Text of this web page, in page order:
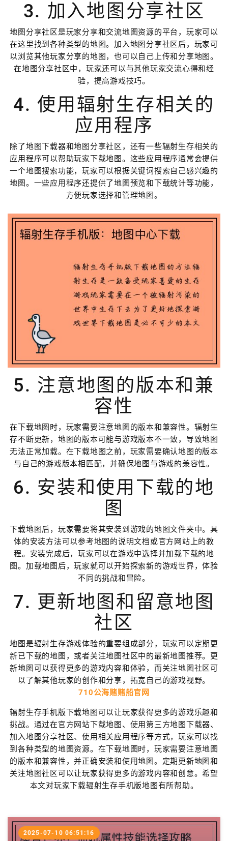
3. 加入地图分享社区
地图分享社区是玩家分享和交流地图资源的平台，玩家可以
在这里找到各种类型的地图。加入地图分享社区后，玩家可
以浏览其他玩家分享的地图，也可以自己上传和分享地图。
在地图分享社区中，玩家还可以与其他玩家交流心得和经
验，提高游戏技巧。
4. 使用辐射生存相关的
应用程序
除了地图下载器和地图分享社区，还有一些辐射生存相关的
应用程序可以帮助玩家下载地图。这些应用程序通常会提供
一个地图搜索功能，玩家可以根据关键词搜索自己感兴趣的
地图。一些应用程序还提供了地图预览和下载统计等功能，
方便玩家选择和管理地图。
5. 注意地图的版本和兼
容性
在下载地图时，玩家需要注意地图的版本和兼容性。辐射生
存不断更新，地图的版本可能与游戏版本不一致，导致地图
无法正常加载。在下载地图之前，玩家需要确认地图的版本
与自己的游戏版本相匹配，并确保地图与游戏的兼容性。
6. 安装和使用下载的地
图
下载地图后，玩家需要将其安装到游戏的地图文件夹中。具
体的安装方法可以参考地图的说明文档或官方网站上的教
程。安装完成后，玩家可以在游戏中选择并加载下载的地
图。加载地图后，玩家就可以开始探索新的游戏世界，体验
不同的挑战和冒险。
7. 更新地图和留意地图
社区
地图是辐射生存游戏体验的重要组成部分，玩家可以定期更
新已下载的地图，或者关注地图社区中的最新地图推荐。更
新地图可以获得更多的游戏内容和体验，而关注地图社区可
以了解其他玩家的创作和分享，拓宽自己的游戏视野。
710公海赌赌船官网
辐射生存手机版下载地图可以让玩家获得更多的游戏乐趣和
挑战。通过在官方网站下载地图、使用第三方地图下载器、
加入地图分享社区、使用相关应用程序等方式，玩家可以找
到各种类型的地图资源。在下载地图时，玩家需要注意地图
的版本和兼容性，并正确安装和使用地图。定期更新地图和
关注地图社区可以让玩家获得更多的游戏内容和创意。希望
本文对玩家下载辐射生存手机版地图有所帮助。
2025-07-10 06:51:16